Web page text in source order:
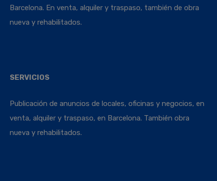
Barcelona. En venta, alquiler y traspaso, también de obra
nueva y rehabilitados.
SERVICIOS
Publicación de anuncios de locales, oficinas y negocios, en
venta, alquiler y traspaso, en Barcelona. También obra
nueva y rehabilitados.